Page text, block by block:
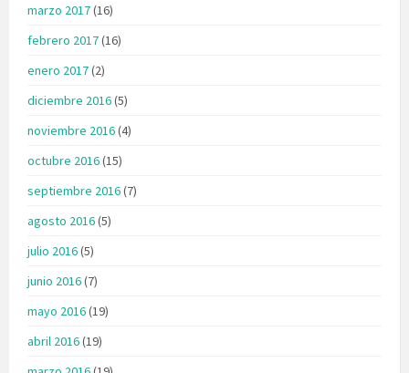
marzo 2017(16)
febrero 2017(16)
enero 2017(2)
diciembre 2016(5)
noviembre 2016(4)
octubre 2016(15)
septiembre 2016(7)
agosto 2016(5)
julio 2016(5)
junio 2016(7)
mayo 2016(19)
abril 2016(19)